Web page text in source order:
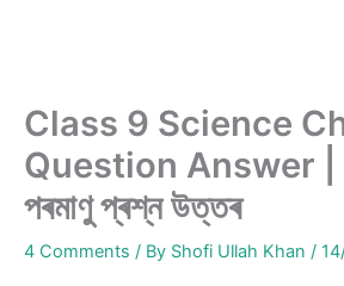
Class 9 Science
Question Answer |
পৰমাণু প্ৰশ্ন উত্তৰ
4 Comments / By Shofi Ullah Khan /